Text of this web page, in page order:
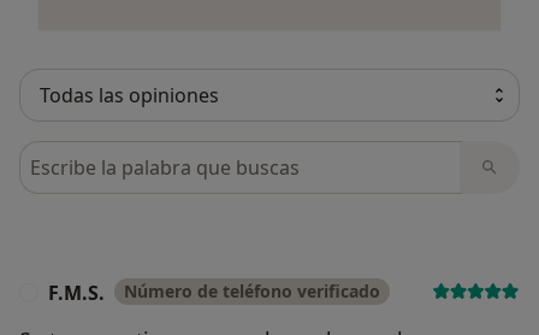
Busca en opiniones
F.M.S. Número de teléfono verificado